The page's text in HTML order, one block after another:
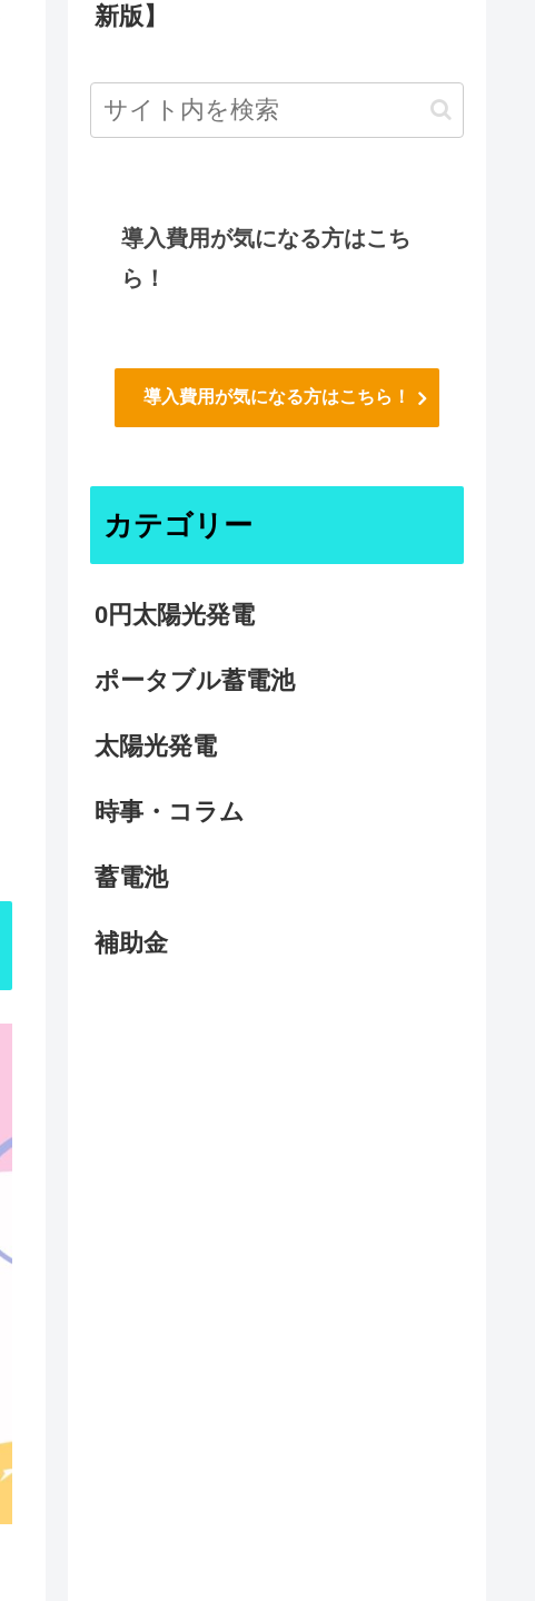
新版】
導入費用が気になる方はこち
ら！
導入費用が気になる方はこちら！
カテゴリー
0円太陽光発電
ポータブル蓄電池
太陽光発電
時事・コラム
蓄電池
補助金